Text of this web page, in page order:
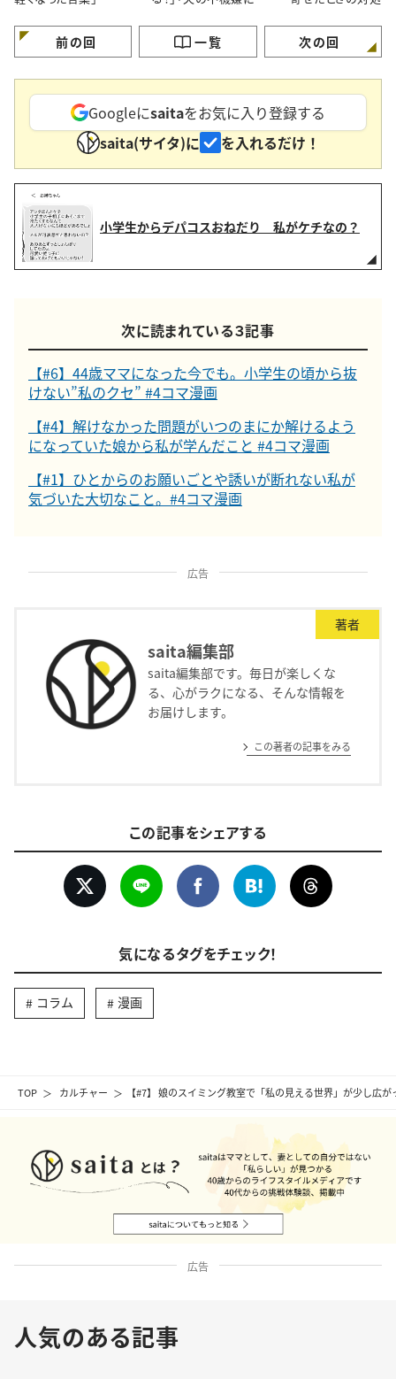
TOP カルチャー 【#7】 娘のスイミング教室で「私の見える世界」が少し広
漫画＞
前の回 一覧 次の回
Googleにsaitaをお気に入り登録する
saita(サイタ)に
を入れるだけ！
小学生からデパコスおねだり 私がケチなの？
次に読まれている３記事
【#6】44歳ママになった今でも。小学生の頃から抜
けない”私のクセ” #4コマ漫画
【#4】解けなかった問題がいつのまにか解けるよう
になっていた娘から私が学んだこと #4コマ漫画
【#1】ひとからのお願いごとや誘いが断れない私が
気づいた大切なこと。#4コマ漫画
広告
著者
saita編集部
saita編集部です。毎日が楽しくな
る、心がラクになる、そんな情報を
お届けします。
この著者の記事をみる
この記事をシェアする
気になるタグをチェック！
コラム 漫画
広告
人気のある記事